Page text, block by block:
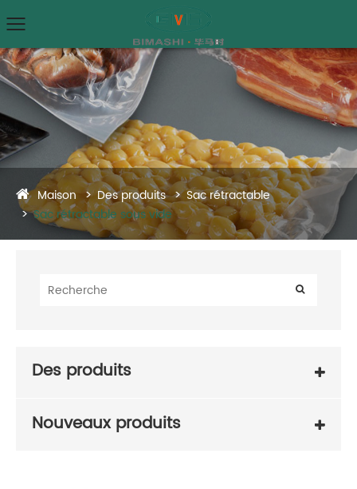
Maison Des produits
Sac rétractable
Sac rétractable sous vide
Des produits
Nouveaux produits